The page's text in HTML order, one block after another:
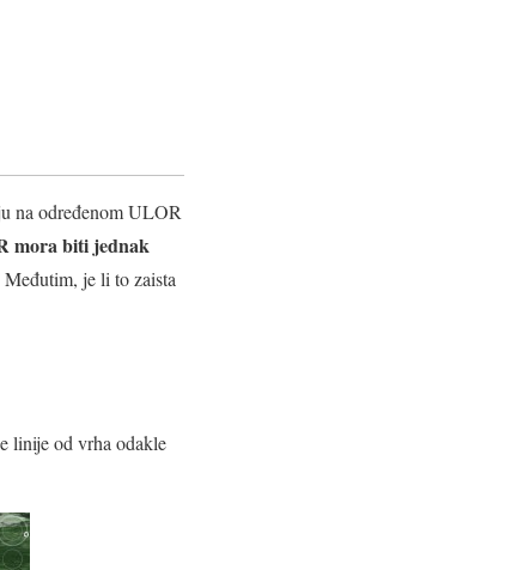
na određenom ULOR
mora biti jednak
je li to zaista
linije od vrha odakle